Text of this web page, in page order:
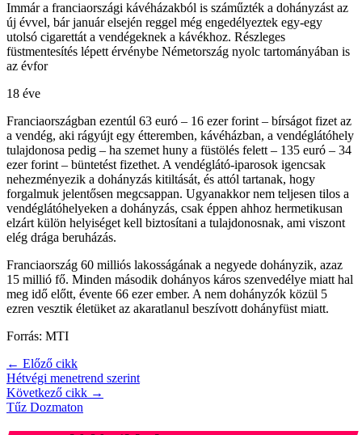
Immár a franciaországi kávéházakból is száműzték a dohányzást az
új évvel, bár január elsején reggel még engedélyeztek egy-egy
utolsó cigarettát a vendégeknek a kávékhoz. Részleges
füstmentesítés lépett érvénybe Németország nyolc tartományában is
az évfor
18 éve
Franciaországban ezentúl 63 euró – 16 ezer forint – bírságot fizet az
a vendég, aki rágyújt egy étteremben, kávéházban, a vendéglátóhely
tulajdonosa pedig – ha szemet huny a füstölés felett – 135 euró – 34
ezer forint – büntetést fizethet. A vendéglátó-iparosok igencsak
nehezményezik a dohányzás kitiltását, és attól tartanak, hogy
forgalmuk jelentősen megcsappan. Ugyanakkor nem teljesen tilos a
vendéglátóhelyeken a dohányzás, csak éppen ahhoz hermetikusan
elzárt külön helyiséget kell biztosítani a tulajdonosnak, ami viszont
elég drága beruházás.
Franciaország 60 milliós lakosságának a negyede dohányzik, azaz
15 millió fő. Minden második dohányos káros szenvedélye miatt hal
meg idő előtt, évente 66 ezer ember. A nem dohányzók közül 5
ezren vesztik életüket az akaratlanul beszívott dohányfüst miatt.
Forrás: MTI
← Előző cikk
Hétvégi menetrend szerint
Következő cikk →
Tűz Dozmaton